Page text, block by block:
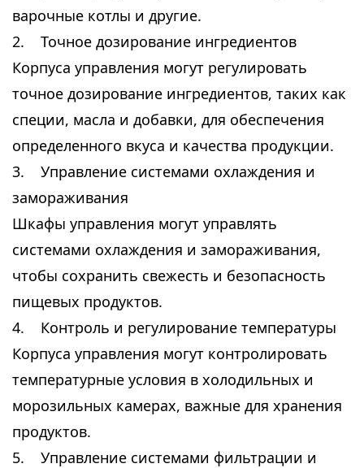
варочные котлы и другие.
2. Точное дозирование ингредиентов
Корпуса управления могут регулировать
точное дозирование ингредиентов, таких как
специи, масла и добавки, для обеспечения
определенного вкуса и качества продукции.
3. Управление системами охлаждения и
замораживания
Шкафы управления могут управлять
системами охлаждения и замораживания,
чтобы сохранить свежесть и безопасность
пищевых продуктов.
4. Контроль и регулирование температуры
Корпуса управления могут контролировать
температурные условия в холодильных и
морозильных камерах, важные для хранения
продуктов.
5. Управление системами фильтрации и